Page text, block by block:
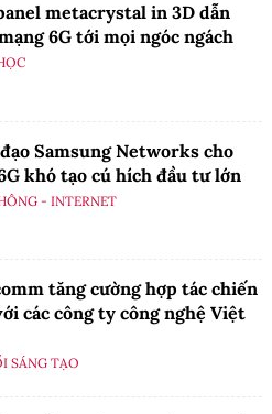
metacrystal in 3D dẫn
6G tới mọi ngóc ngách
Samsung Networks cho
khó tạo cú hích đầu tư lớn
- INTERNET
tăng cường hợp tác chiến
các công ty công nghệ Việt
SÁNG TẠO